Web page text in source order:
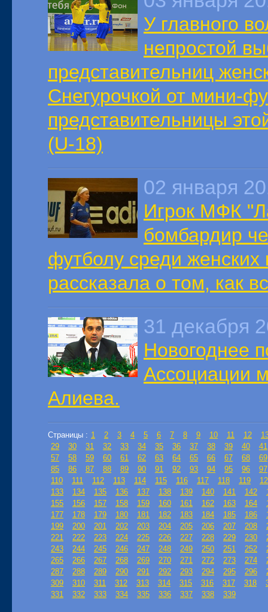
У главного
непростой
представительниц
Снегурочкой от мини-
представительницы
(U-18)
02 января
Игрок МФК
бомбардир
футболу среди
рассказала о том, как
31 декабря
Новогоднее
Ассоциации
Алиева.
Страницы : 1 2 3 4 5 6 7 8 9 10 11 12
29
30 31 32 33 34 35 36 37 38 39 40
41
57
58 59 60 61 62 63 64 65 66 67 68
69
85
86 87 88 89 90 91 92 93 94 95 96
97
110
111 112 113 114 115 116 117 118 119
133
134 135 136 137 138 139 140 141 142
155
156 157 158 159 160 161 162 163 164
177
178 179 180 181 182 183 184 185 186
199
200 201 202 203 204 205 206 207 208
221
222 223 224 225 226 227 228 229 230
243
244 245 246 247 248 249 250 251 252
265
266 267 268 269 270 271 272 273 274
287
288 289 290 291 292 293 294 295 296
309
310 311 312 313 314 315 316 317 318
331
332 333 334 335 336 337 338 339